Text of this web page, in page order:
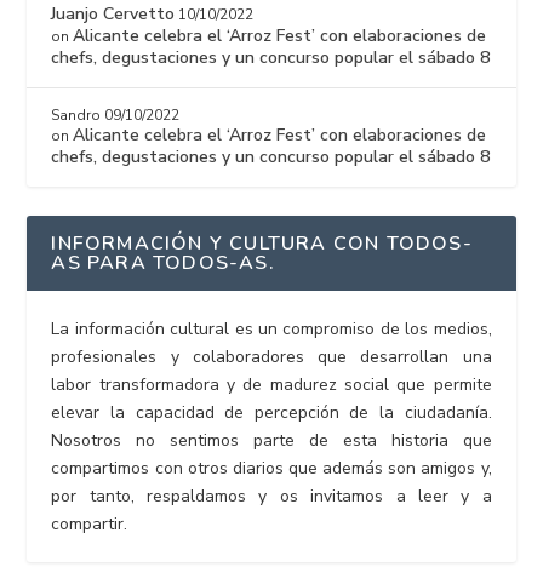
Juanjo Cervetto 10/10/2022
onAlicante celebra el ‘Arroz Fest’ con elaboraciones de
chefs, degustaciones y un concurso popular el sábado 8
Sandro 09/10/2022
onAlicante celebra el ‘Arroz Fest’ con elaboraciones de
chefs, degustaciones y un concurso popular el sábado 8
INFORMACIÓN Y CULTURA CON TODOS-
AS PARA TODOS-AS.
La información cultural es un compromiso de los medios,
profesionales y colaboradores que desarrollan una
labor transformadora y de madurez social que permite
elevar la capacidad de percepción de la ciudadanía.
Nosotros no sentimos parte de esta historia que
compartimos con otros diarios que además son amigos y,
por tanto, respaldamos y os invitamos a leer y a
compartir.